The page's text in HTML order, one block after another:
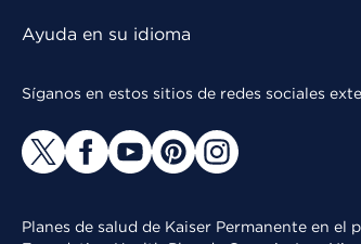
Ayuda en su idioma
Síganos en estos sitios de redes sociales
Planes de salud de Kaiser Permanente en